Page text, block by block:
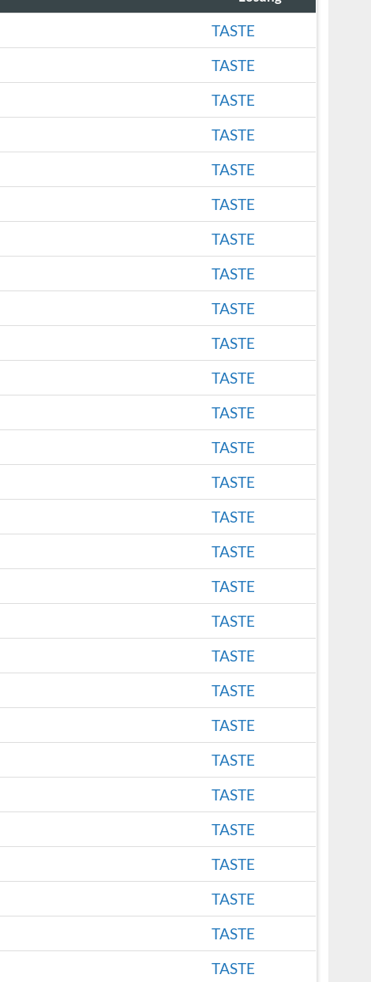
TASTE
TASTE
TASTE
TASTE
TASTE
TASTE
TASTE
TASTE
TASTE
TASTE
TASTE
TASTE
TASTE
TASTE
TASTE
TASTE
TASTE
TASTE
TASTE
TASTE
TASTE
TASTE
TASTE
TASTE
TASTE
TASTE
TASTE
TASTE